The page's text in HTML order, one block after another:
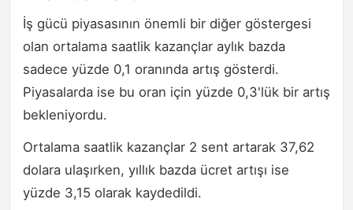
İş gücü piyasasının önemli bir diğer göstergesi
olan ortalama saatlik kazançlar aylık bazda
sadece yüzde 0,1 oranında artış gösterdi.
Piyasalarda ise bu oran için yüzde 0,3'lük bir artış
bekleniyordu.
Ortalama saatlik kazançlar 2 sent artarak 37,62
dolara ulaşırken, yıllık bazda ücret artışı ise
yüzde 3,15 olarak kaydedildi.